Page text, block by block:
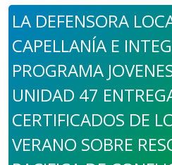
LA DEFENSORA
CAPELLANÍA E
PROGRAMA
UNIDAD 47
CERTIFICADOS DE
VERANO SOBRE